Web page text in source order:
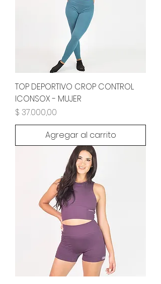
TOP DEPORTIVO CROP CONTROL
ICONSOX - MUJER
Precio
$ 37.000,00
Agregar al carrito